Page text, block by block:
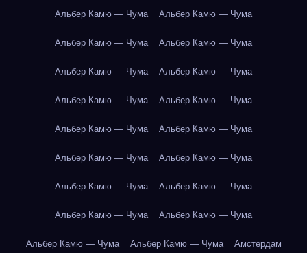
Альбер Камю — Чума Альбер Камю — Чума
Альбер Камю — Чума Альбер Камю — Чума
Альбер Камю — Чума Альбер Камю — Чума
Альбер Камю — Чума Альбер Камю — Чума
Альбер Камю — Чума Альбер Камю — Чума
Альбер Камю — Чума Альбер Камю — Чума
Альбер Камю — Чума Альбер Камю — Чума
Альбер Камю — Чума Альбер Камю — Чума
Альбер Камю — Чума Альбер Камю — Чума Амстердам